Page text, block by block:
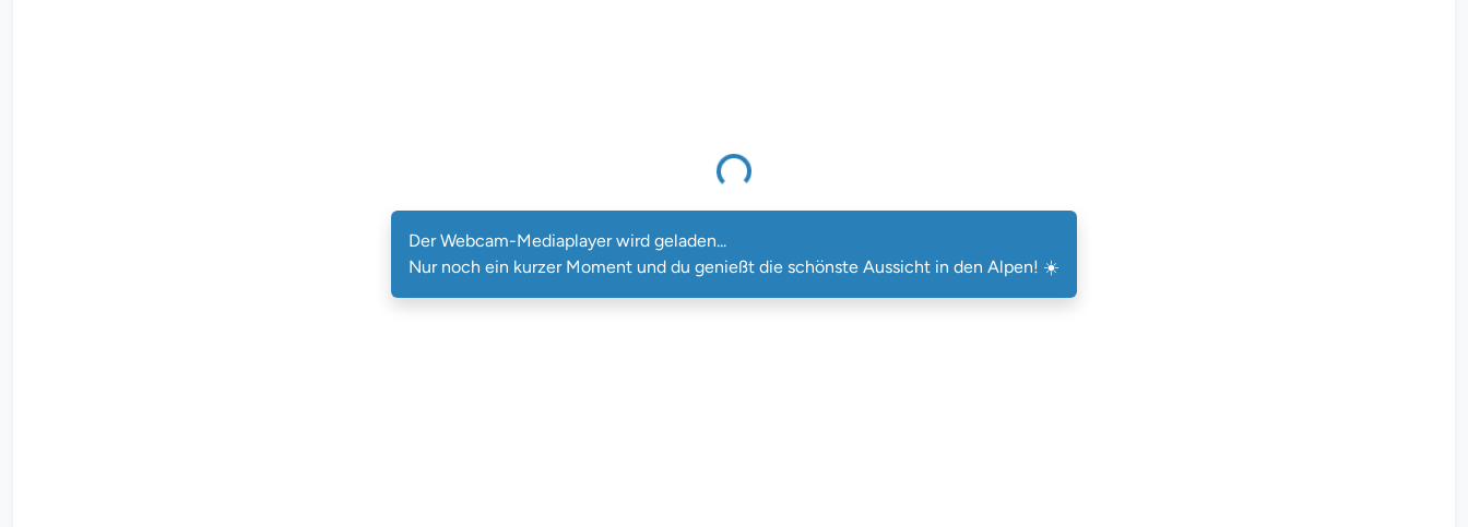
Der Webcam-Mediaplayer wird geladen...
Der Webcam-Mediaplayer wird geladen...
Nur noch ein kurzer Moment und du genießt die schönste Aussicht in den Alpen! ☀️